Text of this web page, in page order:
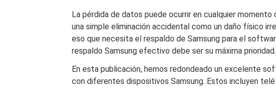
La pérdida de datos puede ocurrir en cualquier momento
una simple eliminación accidental como un daño físico
eso que necesita el respaldo de Samsung para el
respaldo Samsung efectivo debe ser su máxima prioridad.
En esta publicación, hemos redondeado un excelente
con diferentes dispositivos Samsung. Estos incluyen